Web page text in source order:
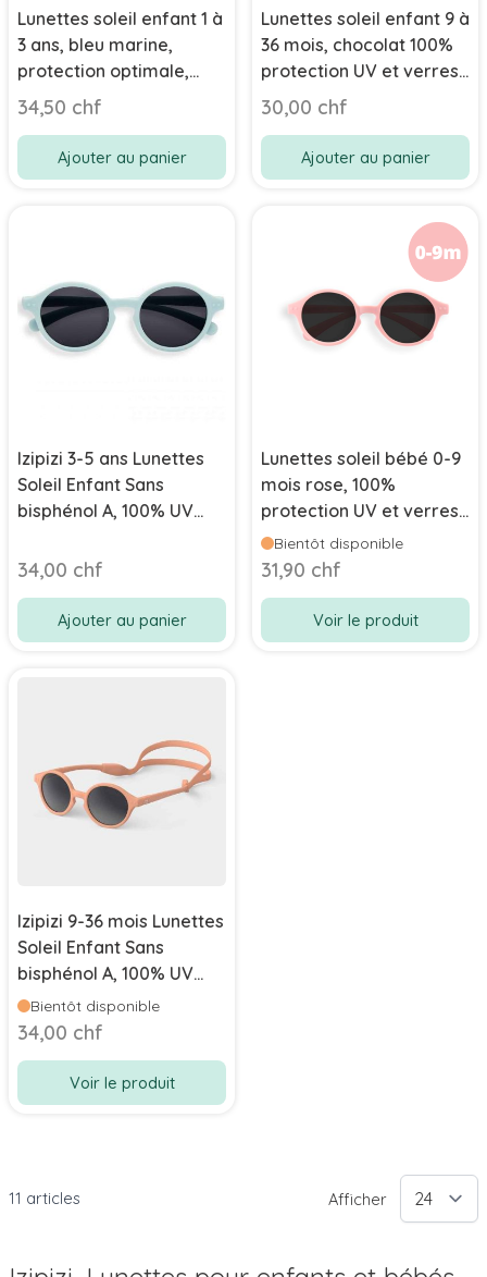
Lunettes soleil enfant 1 à
3 ans, bleu marine,
protection optimale,
Izipizi
34,50 chf
Ajouter au panier
Lunettes soleil enfant 9 à
36 mois, chocolat 100%
protection UV et verres
30,00 chf
Ajouter au panier
Izipizi 3-5 ans Lunettes
Soleil Enfant Sans
bisphénol A, 100% UV
34,00 chf
Ajouter au panier
Lunettes soleil bébé 0-9
mois rose, 100%
protection UV et verres
polarisés, Izipizi
Bientôt disponible
31,90 chf
Voir le produit
Izipizi 9-36 mois Lunettes
Soleil Enfant Sans
bisphénol A, 100% UV
catégorie 3, abricot
Bientôt disponible
34,00 chf
Voir le produit
11 articles Afficher